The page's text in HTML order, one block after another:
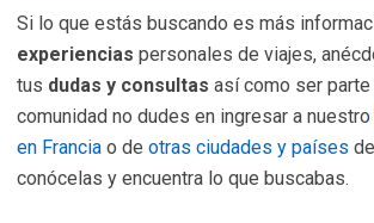
Si lo que estás buscando es más
experiencias personales de viajes,
tus dudas y consultas así como ser parte
comunidad no dudes en ingresar a nuestro
en Francia o de otras ciudades y países
conócelas y encuentra lo que buscabas.